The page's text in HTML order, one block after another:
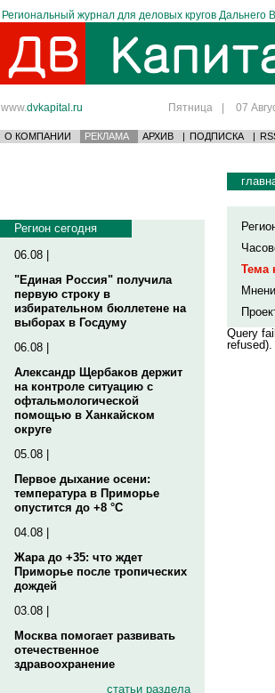
Региональный журнал для деловых кругов Дальнего
www.dvkapital.ru Пятница | 07
О КОМПАНИИ РЕКЛАМА АРХИВ | ПОДПИСКА |
Регион сегодня
06.08 |
"Единая Россия" получила
первую строку в
избирательном бюллетене на
выборах в Госдуму
06.08 |
Александр Щербаков держит
на контроле ситуацию с
офтальмологической
помощью в Ханкайском
округе
05.08 |
Первое дыхание осени:
температура в Приморье
опустится до +8 °C
04.08 |
Жара до +35: что ждет
Приморье после тропических
дождей
03.08 |
Москва помогает развивать
отечественное
здравоохранение
статьи раздела
Тема
Query
refused).